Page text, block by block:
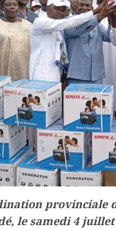
provinciale
le samedi 4